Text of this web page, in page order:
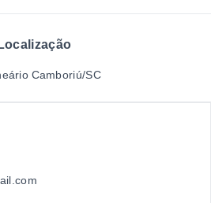
Localização
Camboriú/SC